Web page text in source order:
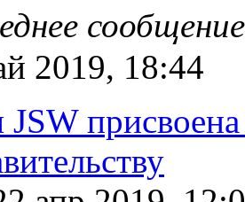
2019, 18:44